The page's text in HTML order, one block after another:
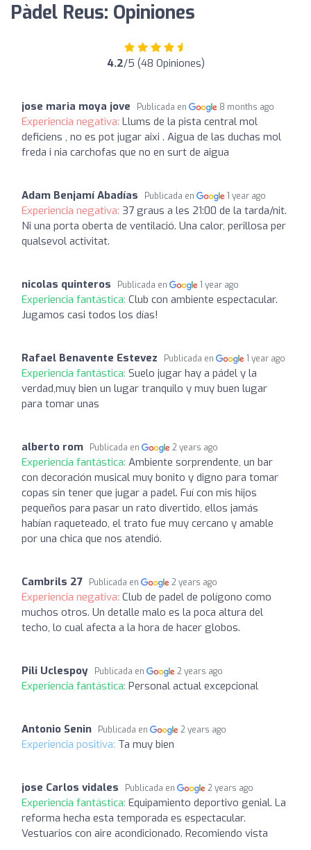
Pàdel Reus: Opiniones
4.2/5 (48 Opiniones)
jose maria moya jove Publicada en 8 months ago
Experiencia negativa: Llums de la pista central mol
deficiens , no es pot jugar aixi . Aigua de las duchas mol
freda i nia carchofas que no en surt de aigua
Adam Benjamí Abadías Publicada en 1 year ago
Experiencia negativa: 37 graus a les 21:00 de la tarda/nit.
Ni una porta oberta de ventilació. Una calor, perillosa per
qualsevol activitat.
nicolas quinteros Publicada en 1 year ago
Experiencia fantástica: Club con ambiente espectacular.
Jugamos casi todos los días!
Rafael Benavente Estevez Publicada en 1 year ago
Experiencia fantástica: Suelo jugar hay a pádel y la
verdad,muy bien un lugar tranquilo y muy buen lugar
para tomar unas
alberto rom Publicada en 2 years ago
Experiencia fantástica: Ambiente sorprendente, un bar
con decoración musical muy bonito y digno para tomar
copas sin tener que jugar a padel. Fuí con mis hijos
pequeños para pasar un rato divertido, ellos jamás
habían raqueteado, el trato fue muy cercano y amable
por una chica que nos atendió.
Cambrils 27 Publicada en 2 years ago
Experiencia negativa: Club de padel de polígono como
muchos otros. Un detalle malo es la poca altura del
techo, lo cual afecta a la hora de hacer globos.
Pili Uclespoy Publicada en 2 years ago
Experiencia fantástica: Personal actual excepcional
Antonio Senin Publicada en 2 years ago
Experiencia positiva: Ta muy bien
jose Carlos vidales Publicada en 2 years ago
Experiencia fantástica: Equipamiento deportivo genial. La
reforma hecha esta temporada es espectacular.
Vestuarios con aire acondicionado. Recomiendo vista